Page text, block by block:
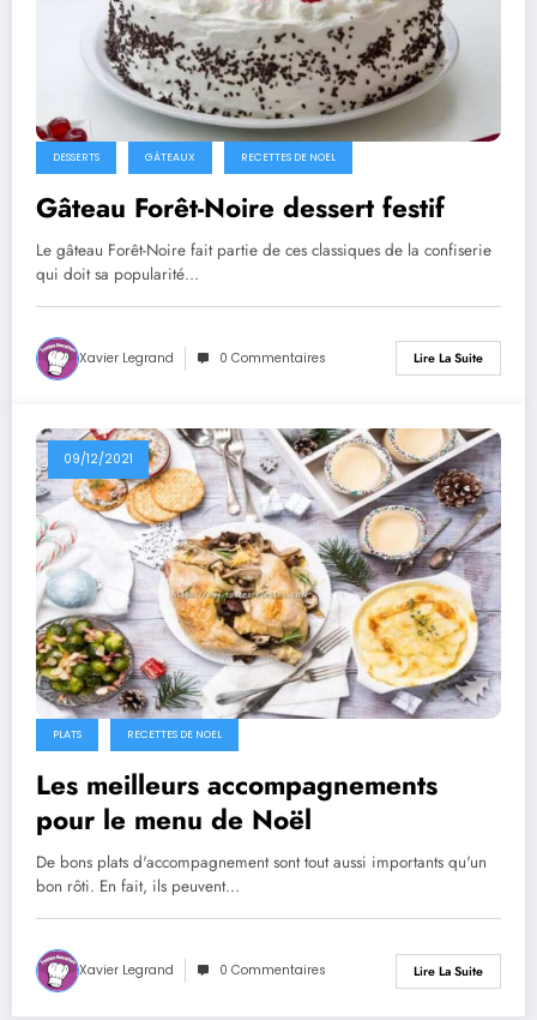
DESSERTS GÂTEAUX RECETTES DE NOEL
Gâteau Forêt-Noire dessert festif
Le gâteau Forêt-Noire fait partie de ces classiques de la confiserie
qui doit sa popularité…
Xavier Legrand 0 Commentaires Lire La Suite
09/12/2021
PLATS RECETTES DE NOEL
Les meilleurs accompagnements
pour le menu de Noël
De bons plats d'accompagnement sont tout aussi importants qu'un
bon rôti. En fait, ils peuvent…
Xavier Legrand 0 Commentaires Lire La Suite